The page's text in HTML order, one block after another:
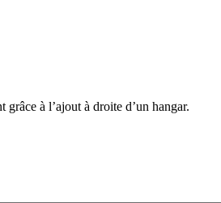
à l’ajout à droite d’un hangar.